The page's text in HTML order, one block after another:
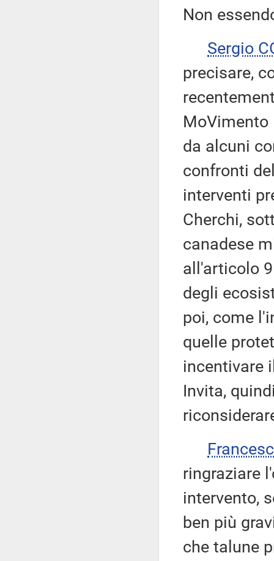
Non
Sergio
precisare,
MoVimento
da alcuni
confronti
interventi
Cherchi,
canadese
all'articolo
degli
poi, come
quelle
incentivare
Invita,
ringraziare
intervento,
ben più
che talune